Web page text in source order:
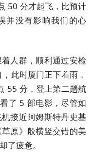
50 分才起飞，比预计
并没有影响我们的心
人群，顺利通过安检
此时厦门正下着雨，
55 分，登上第二趟航
了 5 部电影，尽管如
接近阿姆斯特丹史基
原》般横竖交错的美
了疲惫。